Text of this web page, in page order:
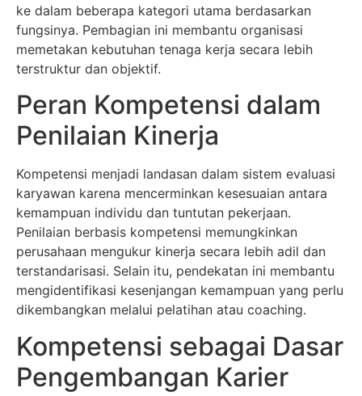
ke dalam beberapa kategori utama berdasarkan
fungsinya. Pembagian ini membantu organisasi
memetakan kebutuhan tenaga kerja secara lebih
terstruktur dan objektif.
Peran Kompetensi dalam
Penilaian Kinerja
Kompetensi menjadi landasan dalam sistem evaluasi
karyawan karena mencerminkan kesesuaian antara
kemampuan individu dan tuntutan pekerjaan.
Penilaian berbasis kompetensi memungkinkan
perusahaan mengukur kinerja secara lebih adil dan
terstandarisasi. Selain itu, pendekatan ini membantu
mengidentifikasi kesenjangan kemampuan yang perlu
dikembangkan melalui pelatihan atau coaching.
Kompetensi sebagai Dasar
Pengembangan Karier